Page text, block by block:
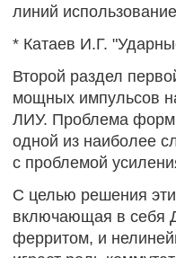
линий
* Катаев И.Г.
Второй раздел
мощных импульсов
ЛИУ. Проблема
одной из наиболее
с проблемой
С целью решения
включающая в себя
ферритом, и